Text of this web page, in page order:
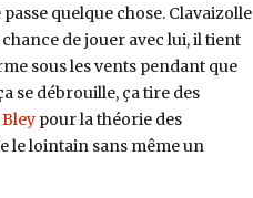
quelque chose. Clavaizolle
de jouer avec lui, il tient
sous les vents pendant que
se débrouille, ça tire des
pour la théorie des
le lointain sans même un